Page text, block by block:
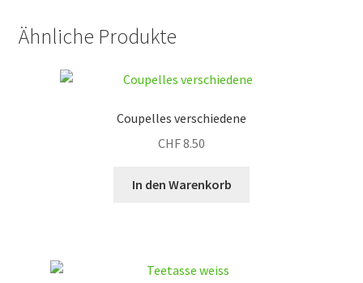
Ähnliche Produkte
Coupelles verschiedene
CHF8.50
In den Warenkorb